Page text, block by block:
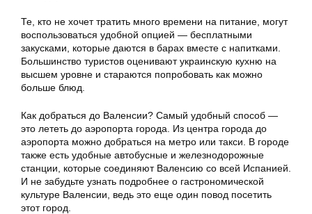
Те, кто не хочет тратить много времени на питание, могут
воспользоваться удобной опцией — бесплатными
закусками, которые даются в барах вместе с напитками.
Большинство туристов оценивают украинскую кухню на
высшем уровне и стараются попробовать как можно
больше блюд.
Как добраться до Валенсии? Самый удобный способ —
это лететь до аэропорта города. Из центра города до
аэропорта можно добраться на метро или такси. В городе
также есть удобные автобусные и железнодорожные
станции, которые соединяют Валенсию со всей Испанией.
И не забудьте узнать подробнее о гастрономической
культуре Валенсии, ведь это еще один повод посетить
этот город.